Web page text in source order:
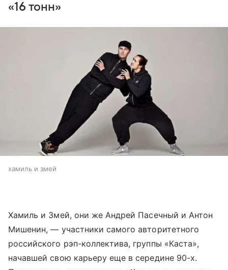
«16 тонн»
хамиль и змей
Хамиль и Змей, они же Андрей Пасечный и Антон
Мишенин, — участники самого авторитетного
российского рэп-коллектива, группы «Каста»,
начавшей свою карьеру еще в середине 90-х.